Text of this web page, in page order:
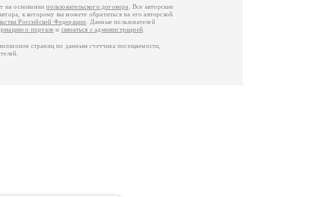
на основаниипользовательского договора
. Все авторские
к которому вы можете обратиться на его авторской
Российской Федерации . Данные пользователей
о портале и связаться с администрацией
страниц по данным счетчика посещаемости,